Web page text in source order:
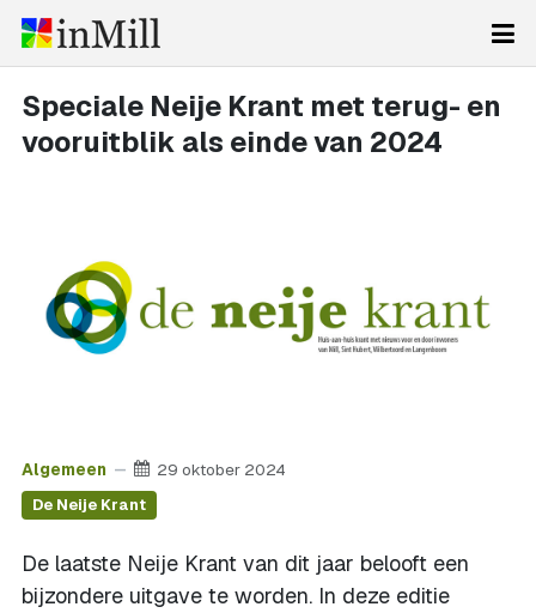
Speciale Neije Krant met terug- en
vooruitblik als einde van 2024
Algemeen 29 oktober 2024
De Neije Krant
De laatste Neije Krant van dit jaar belooft een
bijzondere uitgave te worden. In deze editie